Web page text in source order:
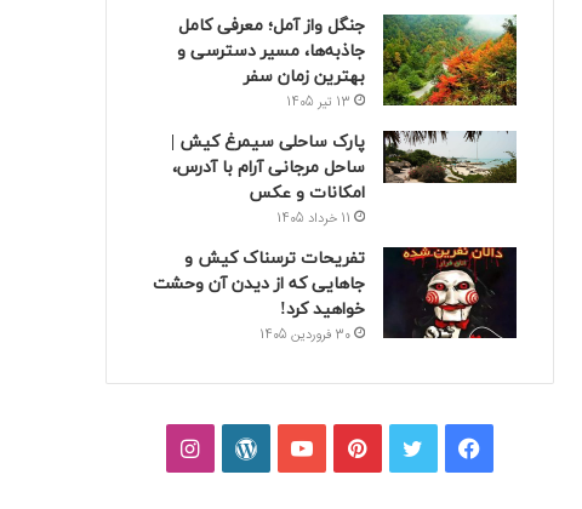
جنگل واز آمل؛ معرفی کامل
جاذبه‌ها، مسیر دسترسی و
بهترین زمان سفر
13 تیر 1405
پارک ساحلی سیمرغ کیش |
ساحل مرجانی آرام با آدرس،
امکانات و عکس
11 خرداد 1405
تفریحات ترسناک کیش و
جاهایی که از دیدن آن وحشت
خواهید کرد!
30 فروردین 1405
فیسبوکتوییترپینتریستیوتیوبوردپرساینستاگرام